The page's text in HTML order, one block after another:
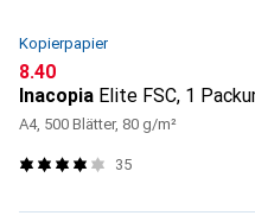
Kopierpapier
CHF
8.40
Inacopia Elite FSC, 1
A4, 500 Blätter, 80 g/m²
35